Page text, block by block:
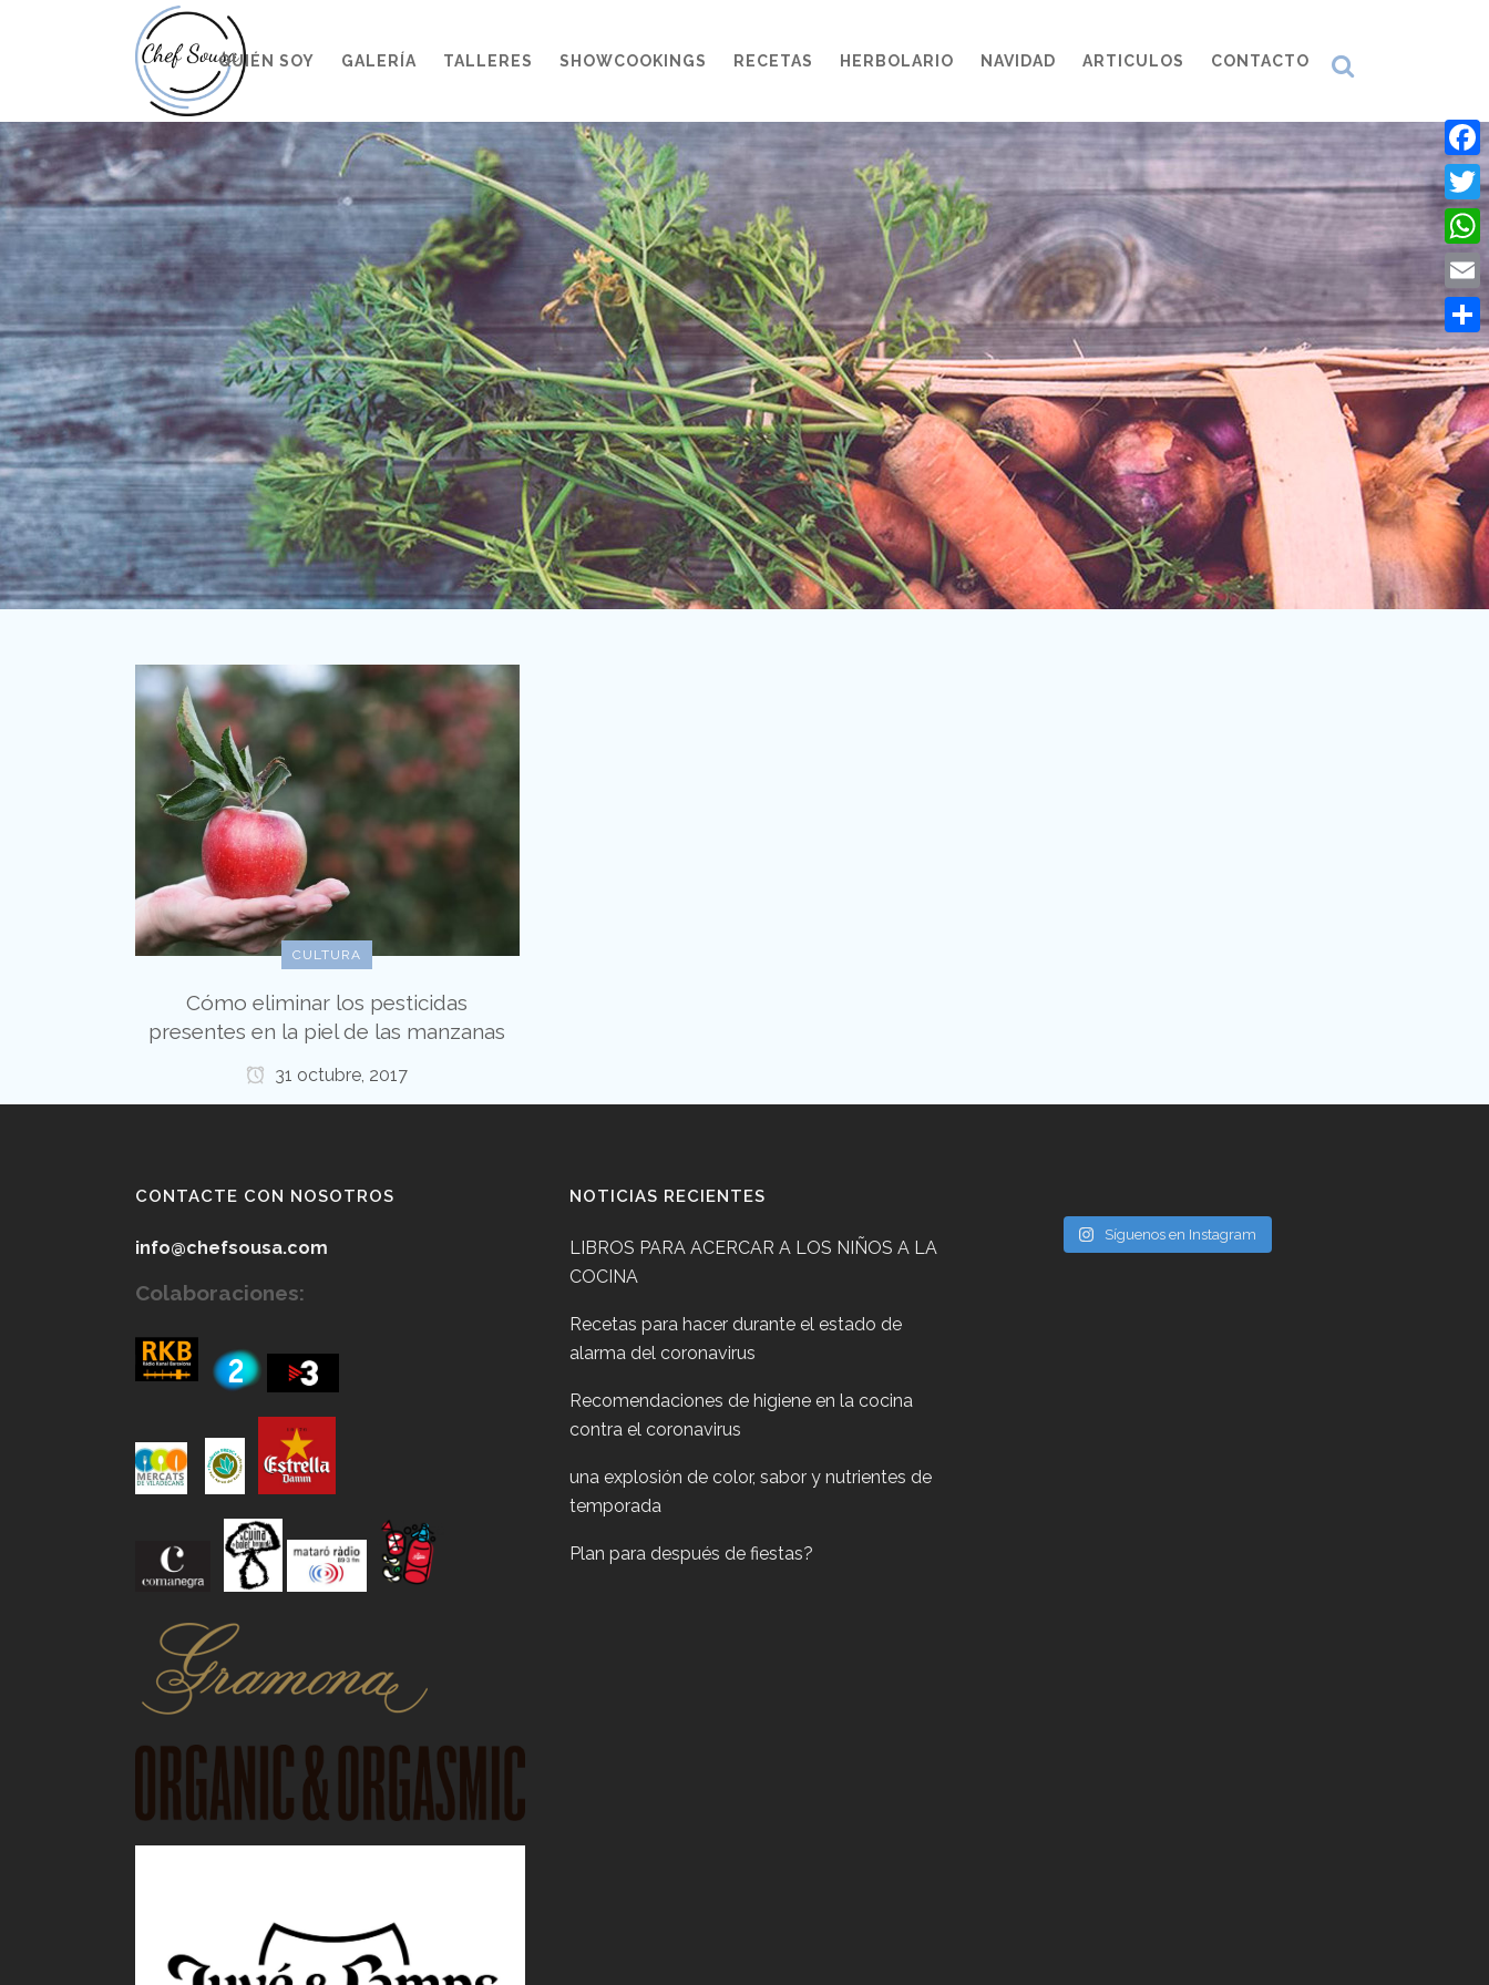
QUIÉN SOY GALERÍA TALLERES SHOWCOOKINGS RECETAS HERBOLARIO NAVIDAD ARTICULOS CONTACTO
CULTURA
Cómo eliminar los pesticidas
presentes en la piel de las manzanas
31 octubre, 2017
CONTACTE CON NOSOTROS
info@chefsousa.com
Colaboraciones:
NOTICIAS RECIENTES
LIBROS PARA ACERCAR A LOS NIÑOS A LA
COCINA
Recetas para hacer durante el estado de
alarma del coronavirus
Recomendaciones de higiene en la cocina
contra el coronavirus
una explosión de color, sabor y nutrientes de
temporada
Plan para después de fiestas?
Síguenos en Instagram
Email